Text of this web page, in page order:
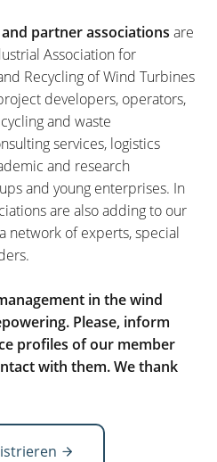
partner associations are
Association for
Recycling of Wind Turbines
developers, operators,
and waste
services, logistics
and research
and young enterprises. In
are also adding to our
network of experts, special
in the wind
Please, inform
profiles of our member
with them. We thank